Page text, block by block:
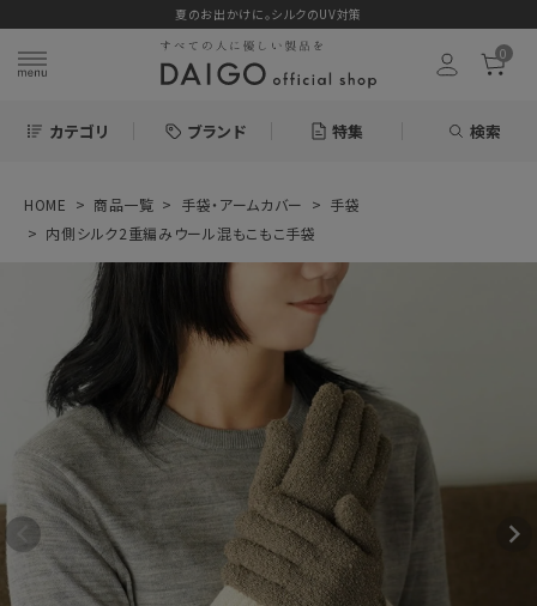
夏のお出かけに。シルクのUV対策
0
カテゴリ ブランド 特集 検索
search
お気に入り
内側シルク2重編
みウール混もこも
こ手袋
3,080円 (税込)
HOME 商品一覧 手袋・アームカバー
手袋
内側シルク2重編みウール混もこもこ手袋